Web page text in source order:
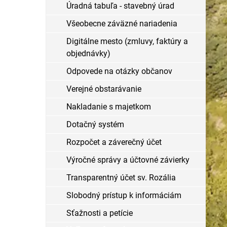
Úradná tabuľa - stavebný úrad
Všeobecne záväzné nariadenia
Digitálne mesto (zmluvy, faktúry a
objednávky)
Odpovede na otázky občanov
Verejné obstarávanie
Nakladanie s majetkom
Dotačný systém
Rozpočet a záverečný účet
Výročné správy a účtovné závierky
Transparentný účet sv. Rozália
Slobodný prístup k informáciám
Sťažnosti a petície